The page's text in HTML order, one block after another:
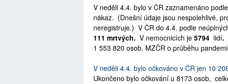
V neděli 4.4. bylo v ČR zaznamenáno
nákaz. (Dnešní údaje jsou nespolehlivé,
neregistruje.) V ČR do 4.4. podle
111 mrtvých. V nemocnicích je 5794 lidí.
1 553 820 osob. MZČR o průběhu
V neděli 4.4. bylo očkováno v ČR jen 10
Ukončeno bylo očkování u 8173 osob,